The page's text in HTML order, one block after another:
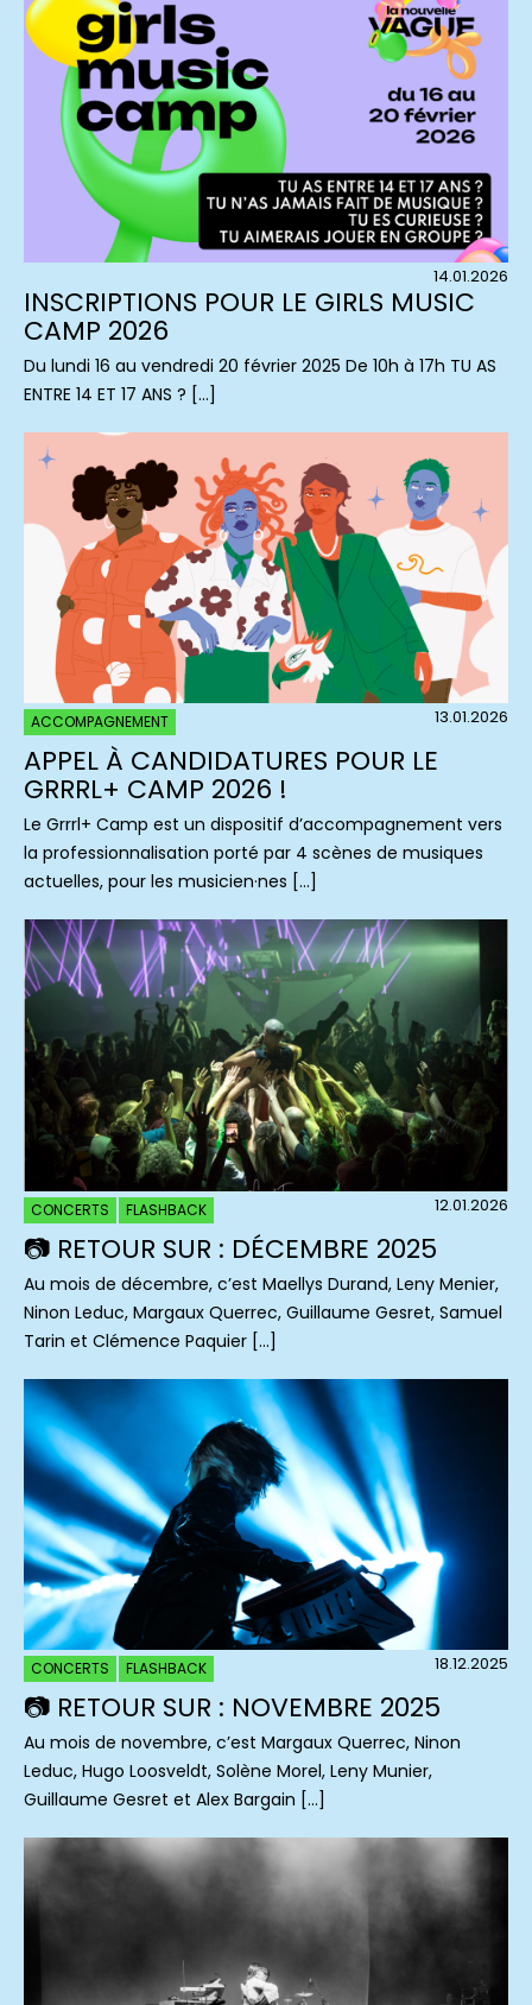
14.01.2026
INSCRIPTIONS POUR LE GIRLS MUSIC
CAMP 2026
Du lundi 16 au vendredi 20 février 2025 De 10h à 17h TU AS
ENTRE 14 ET 17 ANS ? […]
ACCOMPAGNEMENT 13.01.2026
APPEL À CANDIDATURES POUR LE
GRRRL+ CAMP 2026 !
Le Grrrl+ Camp est un dispositif d’accompagnement vers
la professionnalisation porté par 4 scènes de musiques
actuelles, pour les musicien·nes […]
CONCERTS FLASHBACK 12.01.2026
📷 RETOUR SUR : DÉCEMBRE 2025
Au mois de décembre, c’est Maellys Durand, Leny Menier,
Ninon Leduc, Margaux Querrec, Guillaume Gesret, Samuel
Tarin et Clémence Paquier […]
CONCERTS FLASHBACK 18.12.2025
📷 RETOUR SUR : NOVEMBRE 2025
Au mois de novembre, c’est Margaux Querrec, Ninon
Leduc, Hugo Loosveldt, Solène Morel, Leny Munier,
Guillaume Gesret et Alex Bargain […]